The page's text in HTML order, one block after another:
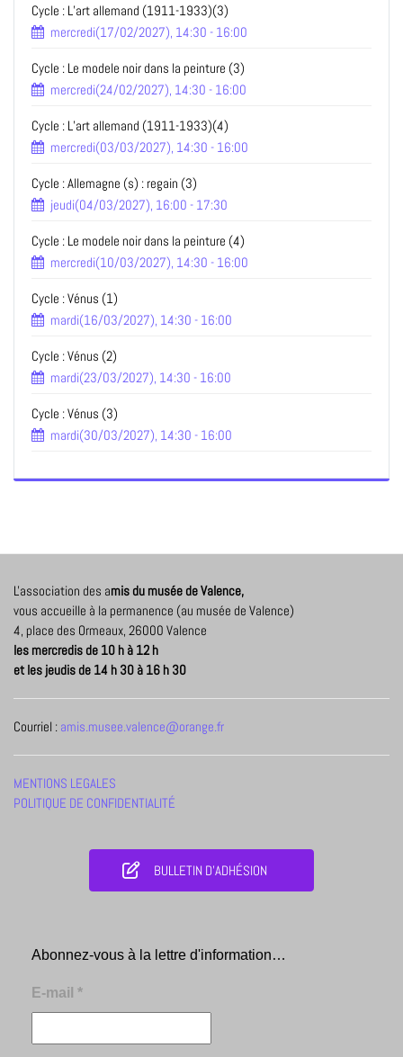
Cycle : L’art allemand (1911-1933)(3)
mercredi(17/02/2027), 14:30 - 16:00
Cycle : Le modele noir dans la peinture (3)
mercredi(24/02/2027), 14:30 - 16:00
Cycle : L’art allemand (1911-1933)(4)
mercredi(03/03/2027), 14:30 - 16:00
Cycle : Allemagne (s) : regain (3)
jeudi(04/03/2027), 16:00 - 17:30
Cycle : Le modele noir dans la peinture (4)
mercredi(10/03/2027), 14:30 - 16:00
Cycle : Vénus (1)
mardi(16/03/2027), 14:30 - 16:00
Cycle : Vénus (2)
mardi(23/03/2027), 14:30 - 16:00
Cycle : Vénus (3)
mardi(30/03/2027), 14:30 - 16:00
L'association des amis du musée de Valence,
vous accueille à la permanence (au musée de Valence)
4, place des Ormeaux, 26000 Valence
les mercredis de 10 h à 12 h
et les jeudis de 14 h 30 à 16 h 30
Courriel : amis.musee.valence@orange.fr
MENTIONS LEGALES
POLITIQUE DE CONFIDENTIALITÉ
BULLETIN D'ADHÉSION
Abonnez-vous à la lettre d'information…
E-mail *